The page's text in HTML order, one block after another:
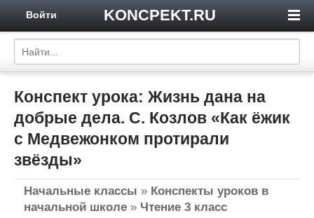
KONCPEKT.RU
Войти
Конспект урока: Жизнь дана на
добрые дела. С. Козлов «Как ёжик
с Медвежонком протирали
звёзды»
Начальные классы » Конспекты уроков в
начальной школе » Чтение 3 класс